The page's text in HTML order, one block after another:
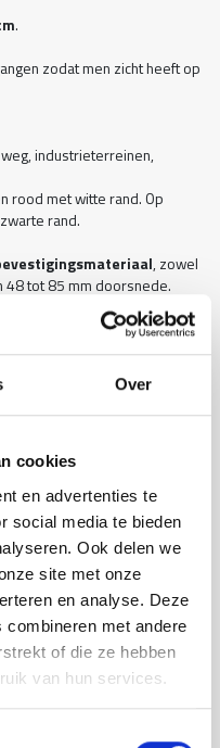
Over
cookies
en advertenties te
social media te bieden
Ook delen we
site met onze
en analyse. Deze
combineren met andere
of die ze hebben
van hun services.
.
zodat men zicht heeft op
industrieterreinen,
rood met witte rand. Op
rand.
, zowel
48 tot 85 mm doorsnede.